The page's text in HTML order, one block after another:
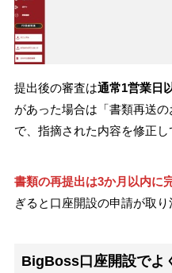
提出後の審査は通常1営業日
があった場合は「書類再送
で、指摘された内容を修正し
書類の再提出は3か月以内に
ぎると口座開設の申請が取り
BigBoss口座開設でよ